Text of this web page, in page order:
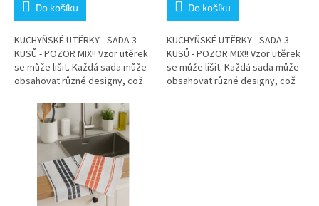
5,0
5
hvězdiček.
Do košíku
KUCHYŇSKÉ UTĚRKY - SADA 3
KUSŮ - POZOR MIX!! Vzor utěrek
se může lišit. Každá sada může
obsahovat různé designy, což
dělá každou objednávku
jedinečnou. Tyto 100%...
5,0
5
hvězdiček.
Do košíku
KUCHYŇSKÉ UTĚRKY - SADA 3
KUSŮ - POZOR MIX!! Vzor utěrek
se může lišit. Každá sada může
obsahovat různé designy, což
dělá každou objednávku